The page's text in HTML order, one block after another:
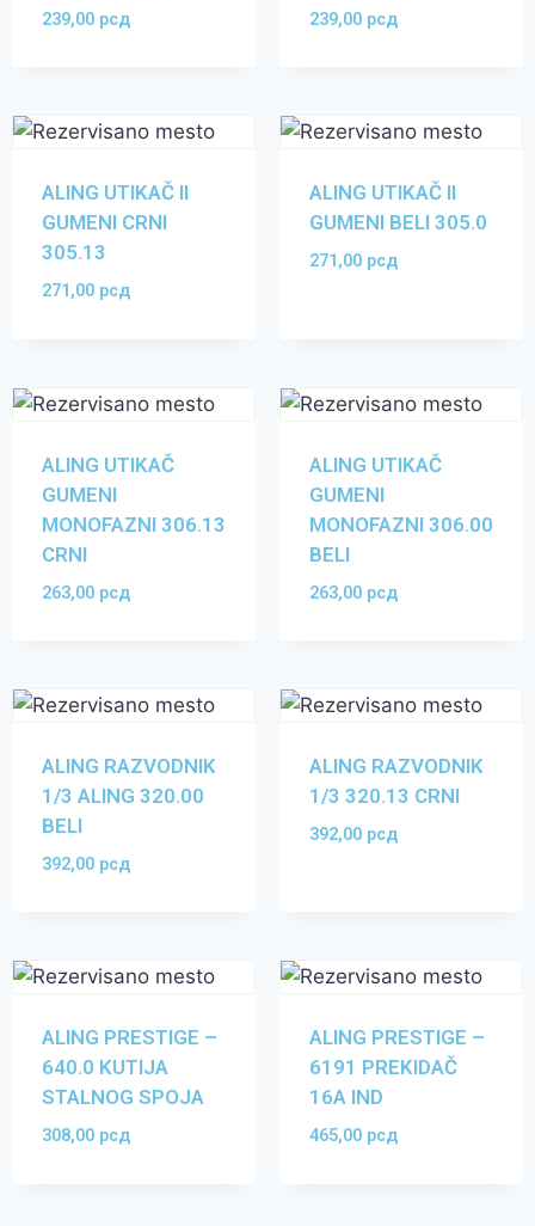
239,00 рсд 239,00 рсд
ALING UTIKAČ II
GUMENI CRNI
305.13
271,00 рсд
ALING UTIKAČ II
GUMENI BELI 305.0
271,00 рсд
ALING UTIKAČ
GUMENI
MONOFAZNI 306.13
CRNI
263,00 рсд
ALING UTIKAČ
GUMENI
MONOFAZNI 306.00
BELI
263,00 рсд
ALING RAZVODNIK
1/3 ALING 320.00
BELI
392,00 рсд
ALING RAZVODNIK
1/3 320.13 CRNI
392,00 рсд
ALING PRESTIGE –
640.0 KUTIJA
STALNOG SPOJA
308,00 рсд
ALING PRESTIGE –
6191 PREKIDAČ
16A IND
465,00 рсд